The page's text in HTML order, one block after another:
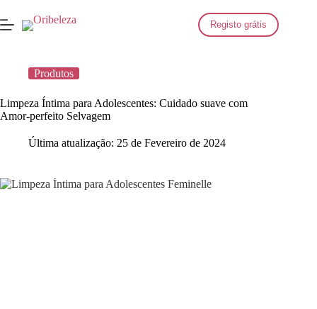
para
o
Registo grátis
Produtos
Limpeza Íntima para Adolescentes: Cuidado suave com
Amor-perfeito Selvagem
Última atualização: 25 de Fevereiro de 2024